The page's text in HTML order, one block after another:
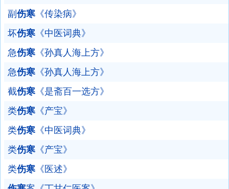
副 伤寒 《传染病》
坏伤寒 《中医词典》
急伤寒 《孙真人海上方》
急伤寒 《孙真人海上方》
截伤寒 《是斋百一选方》
类伤寒 《产宝》
类伤寒 《中医词典》
类伤寒 《产宝》
类伤寒 《医述》